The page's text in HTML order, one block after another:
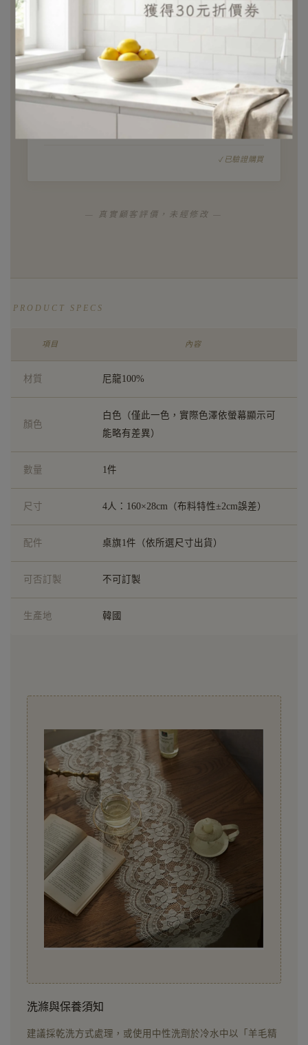
韓國復古花卉蕾絲桌旗
用了幾個月依然平整，沒有鬆脫
已經用了好一段時間，兩側扇貝花邊依然平整立體，沒
有鬆脫抽紗的情形，尼龍材質也很耐看不變形，質感維
持得很好，是會想長期使用下去的桌旗。
"
已驗證購買
— 真實顧客評價，未經修改 —
PRODUCT SPECS
項目 內容
材質 尼龍100%
顏色
白色（僅此一色，實際色澤依螢幕顯示可
能略有差異）
數量 1件
尺寸 4人：160×28cm（布料特性±2cm誤差）
配件 桌旗1件（依所選尺寸出貨）
可否訂製 不可訂製
生產地 韓國
洗滌與保養須知
建議採乾洗方式處理，或使用中性洗劑於冷水中以「羊毛精